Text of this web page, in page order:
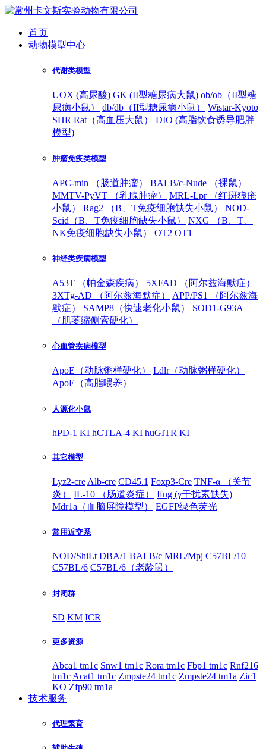
首页
动物模型中心
代谢类模型
UOX (高尿酸) GK (II型糖尿病大鼠) ob/ob（II型糖
尿病小鼠）
db/db（II型糖尿病小鼠）
Wistar-Kyoto
SHR Rat（高血压大鼠）
DIO (高脂饮食诱导肥胖
模型)
肿瘤免疫类模型
APC-min （肠道肿瘤）
BALB/c-Nude （裸鼠）
MMTV-PyVT （乳腺肿瘤）
MRL-Lpr （红斑狼疮
小鼠）
Rag2 （B、T免疫细胞缺失小鼠）
NOD-
Scid（B、T免疫细胞缺失小鼠）
NXG （B、T、
NK免疫细胞缺失小鼠）
OT2 OT1
神经类疾病模型
A53T （帕金森疾病）
5XFAD （阿尔兹海默症）
3XTg-AD （阿尔兹海默症）
APP/PS1 （阿尔兹海
默症）
SAMP8（快速老化小鼠）
SOD1-G93A
（肌萎缩侧索硬化）
心血管疾病模型
ApoE（动脉粥样硬化）
Ldlr（动脉粥样硬化）
ApoE（高脂喂养）
人源化小鼠
hPD-1 KI hCTLA-4 KI huGITR KI
其它模型
Lyz2-cre Alb-cre CD45.1 Foxp3-Cre TNF-α （关节
炎）
IL-10 （肠道炎症）
Ifng (γ干扰素缺失)
Mdr1a（血脑屏障模型）
EGFP绿色荧光
常用近交系
NOD/ShiLt DBA/1 BALB/c MRL/Mpj C57BL/10
C57BL/6 C57BL/6（老龄鼠）
封闭群
SD KM ICR
更多资源
Abca1 tm1c Snw1 tm1c Rora tm1c Fbp1 tm1c Rnf216
tm1c Acat1 tm1c Zmpste24 tm1c Zmpste24 tm1a Zic1
KO Zfp90 tm1a
技术服务
代理繁育